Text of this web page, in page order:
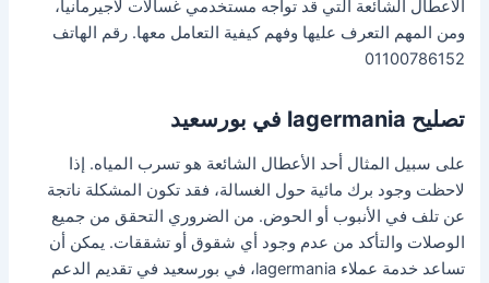
الأعطال الشائعة التي قد تواجه مستخدمي غسالات لاجيرمانيا،
ومن المهم التعرف عليها وفهم كيفية التعامل معها. رقم الهاتف
01100786152
تصليح lagermania في بورسعيد
على سبيل المثال أحد الأعطال الشائعة هو تسرب المياه. إذا
لاحظت وجود برك مائية حول الغسالة، فقد تكون المشكلة ناتجة
عن تلف في الأنبوب أو الحوض. من الضروري التحقق من جميع
الوصلات والتأكد من عدم وجود أي شقوق أو تشققات. يمكن أن
تساعد خدمة عملاء lagermania، في بورسعيد في تقديم الدعم